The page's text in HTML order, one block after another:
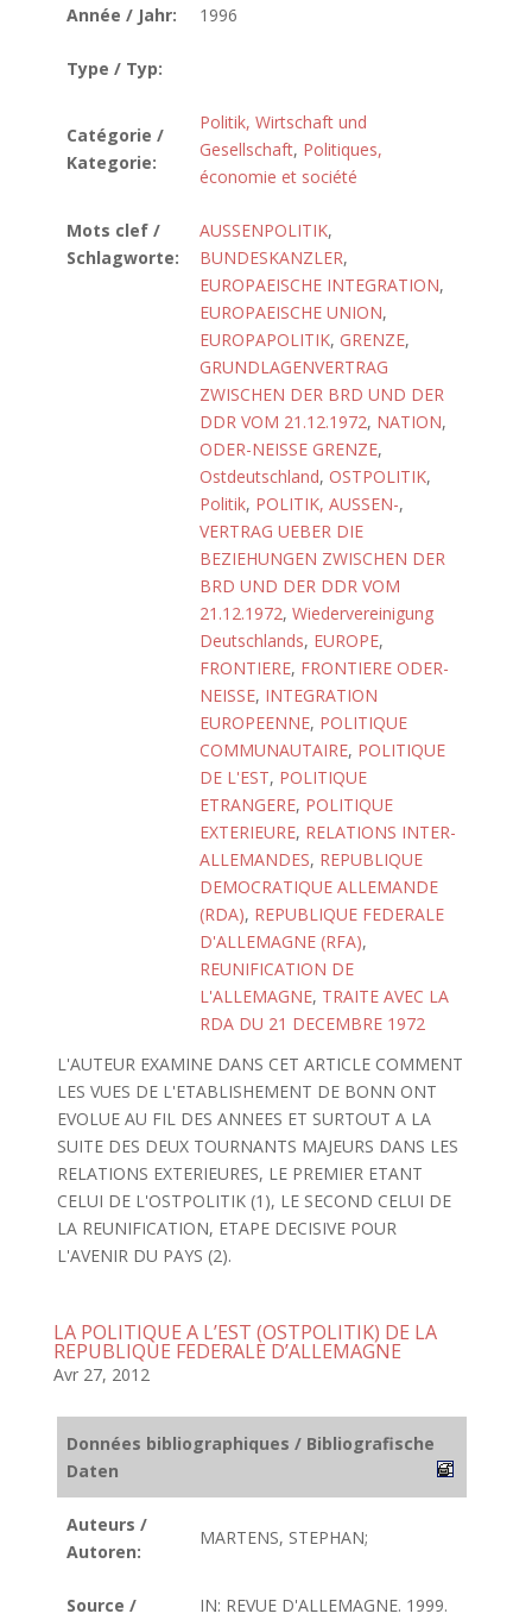
Année / Jahr: 1996
Type / Typ:
Catégorie /
Kategorie:
Politik, Wirtschaft und
Gesellschaft, Politiques,
économie et société
Mots clef /
Schlagworte:
AUSSENPOLITIK,
BUNDESKANZLER,
EUROPAEISCHE INTEGRATION,
EUROPAEISCHE UNION,
EUROPAPOLITIK, GRENZE,
GRUNDLAGENVERTRAG
ZWISCHEN DER BRD UND DER
DDR VOM 21.12.1972, NATION,
ODER-NEISSE GRENZE,
Ostdeutschland, OSTPOLITIK,
Politik, POLITIK, AUSSEN-,
VERTRAG UEBER DIE
BEZIEHUNGEN ZWISCHEN DER
BRD UND DER DDR VOM
21.12.1972, Wiedervereinigung
Deutschlands, EUROPE,
FRONTIERE, FRONTIERE ODER-
NEISSE, INTEGRATION
EUROPEENNE, POLITIQUE
COMMUNAUTAIRE, POLITIQUE
DE L'EST, POLITIQUE
ETRANGERE, POLITIQUE
EXTERIEURE, RELATIONS INTER-
ALLEMANDES, REPUBLIQUE
DEMOCRATIQUE ALLEMANDE
(RDA), REPUBLIQUE FEDERALE
D'ALLEMAGNE (RFA),
REUNIFICATION DE
L'ALLEMAGNE, TRAITE AVEC LA
RDA DU 21 DECEMBRE 1972
L'AUTEUR EXAMINE DANS CET ARTICLE COMMENT
LES VUES DE L'ETABLISHEMENT DE BONN ONT
EVOLUE AU FIL DES ANNEES ET SURTOUT A LA
SUITE DES DEUX TOURNANTS MAJEURS DANS LES
RELATIONS EXTERIEURES, LE PREMIER ETANT
CELUI DE L'OSTPOLITIK (1), LE SECOND CELUI DE
LA REUNIFICATION, ETAPE DECISIVE POUR
L'AVENIR DU PAYS (2).
LA POLITIQUE A L’EST (OSTPOLITIK) DE LA
REPUBLIQUE FEDERALE D’ALLEMAGNE
Avr 27, 2012
Données bibliographiques / Bibliografische
Daten
Auteurs /
Autoren:
MARTENS, STEPHAN;
Source /
IN: REVUE D'ALLEMAGNE. 1999.